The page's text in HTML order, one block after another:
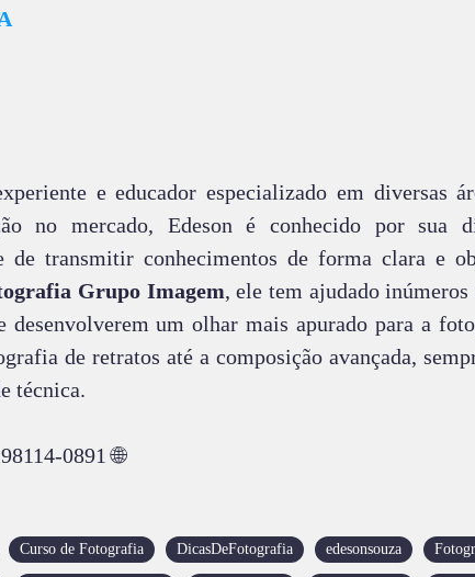
e educador especializado em diversas
no mercado, Edeson é conhecido por sua
de transmitir conhecimentos de forma clara e
Grupo Imagem, ele tem ajudado inúmeros
desenvolverem um olhar mais apurado para a
de retratos até a composição avançada,
técnica.
0891 🌐
Curso de Fotografia DicasDeFotografia edesonsouza